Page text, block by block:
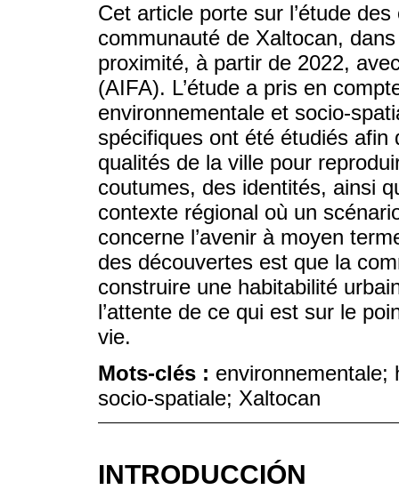
Cet article porte sur l’étude
communauté de Xaltocan,
proximité, à partir de 2022,
(AIFA). L’étude a pris en
environnementale et socio-
spécifiques ont été étudiés afin
qualités de la ville pour
coutumes, des identités, ainsi
contexte régional où un
concerne l’avenir à moyen
des découvertes est que la
construire une habitabilité
l’attente de ce qui est sur le
vie.
Mots-clés : environnementale;
socio-spatiale; Xaltocan
INTRODUCCIÓN